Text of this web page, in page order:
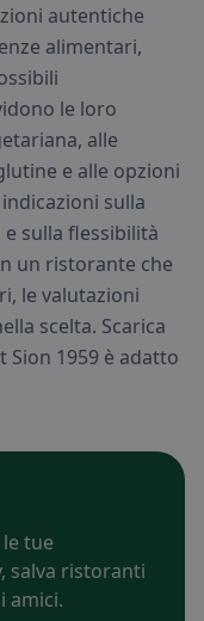
autentiche
alimentari,
le loro
alle
e alle opzioni
sulla
sulla flessibilità
un ristorante che
le valutazioni
scelta. Scarica
Sion 1959 è adatto
tue
salva ristoranti
amici.